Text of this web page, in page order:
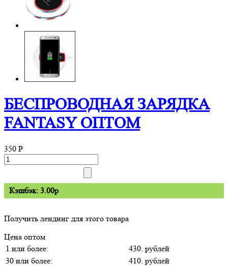
БЕСПРОВОДНАЯ ЗАРЯДКА
FANTASY ОПТОМ
350 P
Кэшбэк: 3.00p
Получить лендинг для этого товара
Цена оптом
1 или более:
430. рублей
30 или более:
410. рублей